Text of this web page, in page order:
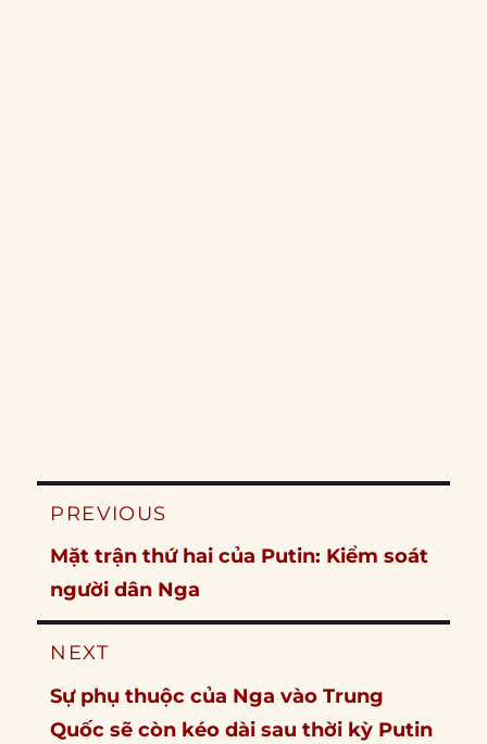
Post
PREVIOUS
Previous
post:
Mặt trận thứ hai của Putin: Kiểm soát
người dân Nga
NEXT
Next
post:
Sự phụ thuộc của Nga vào Trung
Quốc sẽ còn kéo dài sau thời kỳ Putin